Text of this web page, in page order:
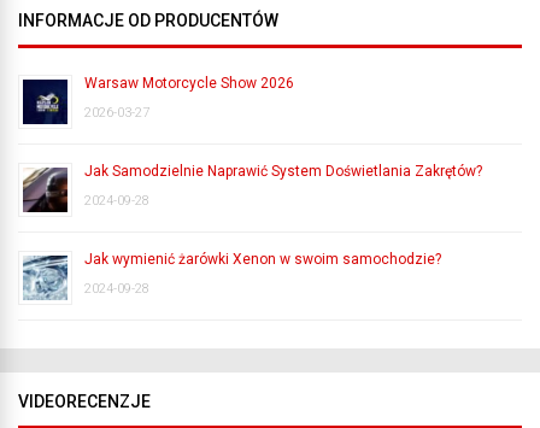
INFORMACJE OD PRODUCENTÓW
Warsaw Motorcycle Show 2026
2026-03-27
Jak Samodzielnie Naprawić System Doświetlania Zakrętów?
2024-09-28
Jak wymienić żarówki Xenon w swoim samochodzie?
2024-09-28
VIDEORECENZJE